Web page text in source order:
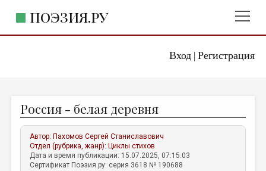
Вход| Регистрация
ПОЭЗИЯ.РУ
ЖАНРЫ
АВТОРЫ
КОММЕНТАРИИ
Россия - белая деревня
Автор: Пахомов Сергей Станиславович
Отдел (рубрика, жанр): Циклы стихов
Дата и время публикации: 15.07.2025, 07:15:03
Сертификат Поэзия.ру: серия 3618 № 190688